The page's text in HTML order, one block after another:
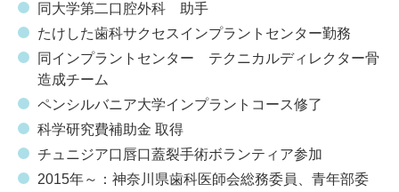
同大学第二口腔外科 助手
たけした歯科サクセスインプラントセンター勤務
同インプラントセンター テクニカルディレクター骨
造成チーム
ペンシルバニア大学インプラントコース修了
科学研究費補助金 取得
チュニジア口唇口蓋裂手術ボランティア参加
2015年～：神奈川県歯科医師会総務委員、青年部委